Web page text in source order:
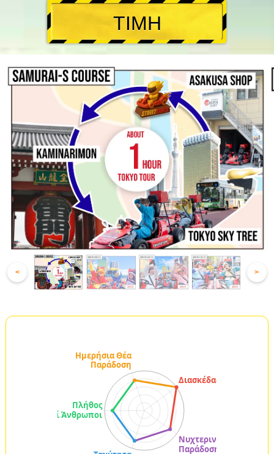
ΤΙΜΗ
< >